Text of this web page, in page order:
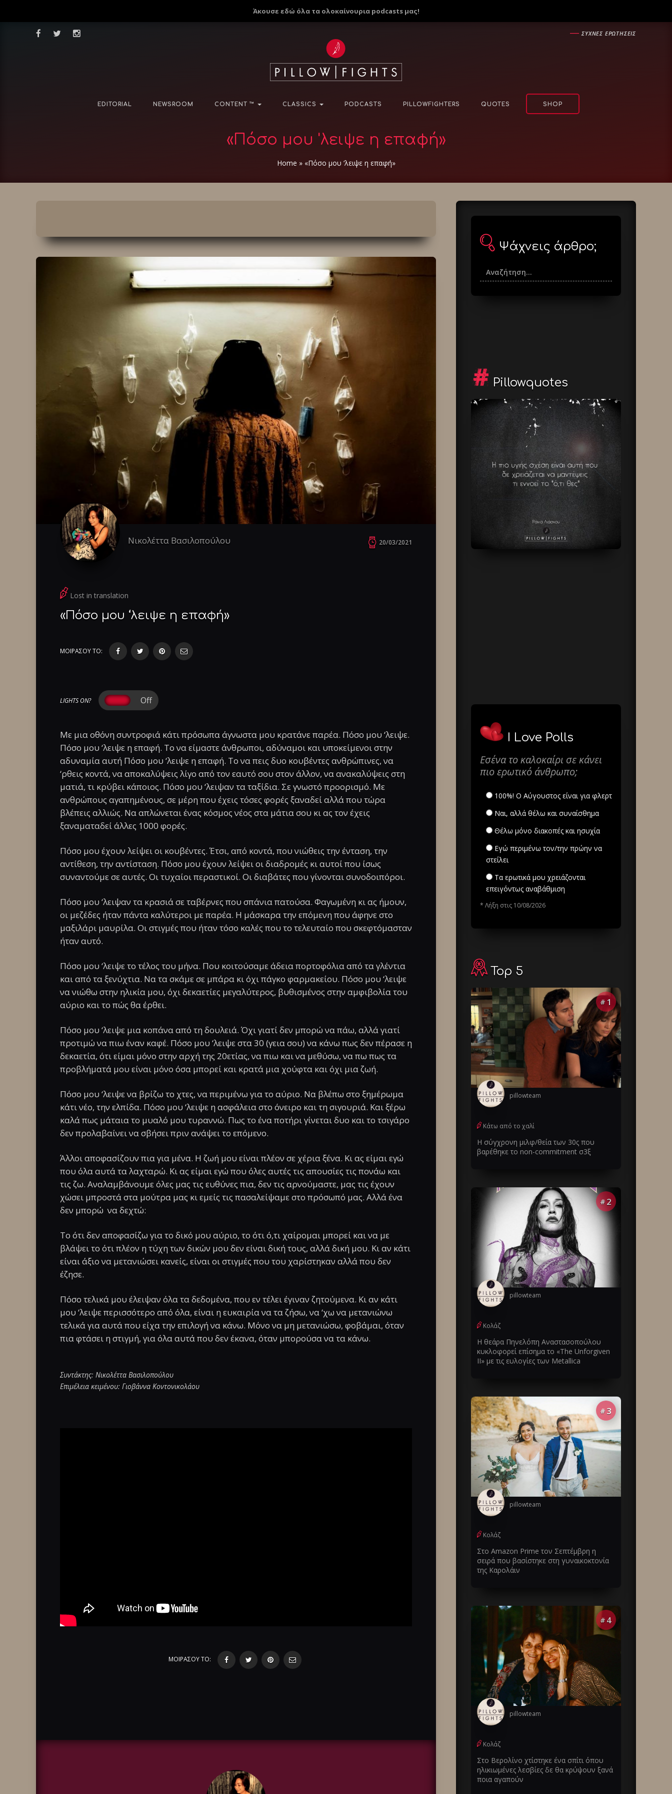
Άκουσε εδώ όλα τα ολοκαίνουρια podcasts μας!
―ΣΥΧΝΕΣ ΕΡΩΤΗΣΕΙΣ
EDITORIAL NEWSROOM CONTENT ™ CLASSICS PODCASTS PILLOWFIGHTERS QUOTES SHOP
«Πόσο μου 'λειψε η επαφή»
Home » «Πόσο μου ‘λειψε η επαφή»
Νικολέττα Βασιλοπούλου 20/03/2021
Lost in translation
«Πόσο μου ‘λειψε η επαφή»
ΜΟΙΡΑΣΟΥ ΤΟ:
LIGHTS ON?
Με μια οθόνη συντροφιά κάτι πρόσωπα άγνωστα μου κρατάνε παρέα. Πόσο μου ‘λειψε.
Πόσο μου ‘λειψε η επαφή. Το να είμαστε άνθρωποι, αδύναμοι και υποκείμενοι στην
αδυναμία αυτή Πόσο μου ‘λειψε η επαφή. Το να πεις δυο κουβέντες ανθρώπινες, να
‘ρθεις κοντά, να αποκαλύψεις λίγο από τον εαυτό σου στον άλλον, να ανακαλύψεις στη
ματιά, τι κρύβει κάποιος. Πόσο μου ‘λειψαν τα ταξίδια. Σε γνωστό προορισμό. Με
ανθρώπους αγαπημένους, σε μέρη που έχεις τόσες φορές ξαναδεί αλλά που τώρα
βλέπεις αλλιώς. Να απλώνεται ένας κόσμος νέος στα μάτια σου κι ας τον έχεις
ξαναματαδεί άλλες 1000 φορές.
Πόσο μου έχουν λείψει οι κουβέντες. Έτσι, από κοντά, που νιώθεις την ένταση, την
αντίθεση, την αντίσταση. Πόσο μου έχουν λείψει οι διαδρομές κι αυτοί που ίσως
συναντούμε σε αυτές. Οι τυχαίοι περαστικοί. Οι διαβάτες που γίνονται συνοδοιπόροι.
Πόσο μου ‘λειψαν τα κρασιά σε ταβέρνες που σπάνια πατούσα. Φαγωμένη κι ας ήμουν,
οι μεζέδες ήταν πάντα καλύτεροι με παρέα. Η μάσκαρα την επόμενη που άφηνε στο
μαξιλάρι μαυρίλα. Οι στιγμές που ήταν τόσο καλές που το τελευταίο που σκεφτόμασταν
ήταν αυτό.
Πόσο μου ‘λειψε το τέλος του μήνα. Που κοιτούσαμε άδεια πορτοφόλια από τα γλέντια
και από τα ξενύχτια. Να τα σκάμε σε μπάρα κι όχι πάγκο φαρμακείου. Πόσο μου ‘λειψε
να νιώθω στην ηλικία μου, όχι δεκαετίες μεγαλύτερος, βυθισμένος στην αμφιβολία του
αύριο και το πώς θα έρθει.
Πόσο μου ‘λειψε μια κοπάνα από τη δουλειά. Όχι γιατί δεν μπορώ να πάω, αλλά γιατί
προτιμώ να πιω έναν καφέ. Πόσο μου ‘λειψε στα 30 (γεια σου) να κάνω πως δεν πέρασε η
δεκαετία, ότι είμαι μόνο στην αρχή της 20ετίας, να πιω και να μεθύσω, να πω πως τα
προβλήματά μου είναι μόνο όσα μπορεί και κρατά μια χούφτα και όχι μια ζωή.
Πόσο μου ‘λειψε να βρίζω το χτες, να περιμένω για το αύριο. Να βλέπω στο ξημέρωμα
κάτι νέο, την ελπίδα. Πόσο μου ‘λειψε η ασφάλεια στο όνειρο και τη σιγουριά. Και ξέρω
καλά πως μάταια το μυαλό μου τυραννώ. Πως το ένα ποτήρι γίνεται δυο και το τσιγάρο
δεν προλαβαίνει να σβήσει πριν ανάψει το επόμενο.
Άλλοι αποφασίζουν πια για μένα. Η ζωή μου είναι πλέον σε χέρια ξένα. Κι ας είμαι εγώ
που όλα αυτά τα λαχταρώ. Κι ας είμαι εγώ που όλες αυτές τις απουσίες τις πονάω και
τις ζω. Αναλαμβάνουμε όλες μας τις ευθύνες πια, δεν τις αρνούμαστε, μας τις έχουν
χώσει μπροστά στα μούτρα μας κι εμείς τις πασαλείψαμε στο πρόσωπό μας. Αλλά ένα
δεν μπορώ να δεχτώ:
Το ότι δεν αποφασίζω για το δικό μου αύριο, το ότι ό,τι χαίρομαι μπορεί και να με
βλάψει το ότι πλέον η τύχη των δικών μου δεν είναι δική τους, αλλά δική μου. Κι αν κάτι
είναι άξιο να μετανιώσει κανείς, είναι οι στιγμές που του χαρίστηκαν αλλά που δεν
έζησε.
Πόσο τελικά μου έλειψαν όλα τα δεδομένα, που εν τέλει έγιναν ζητούμενα. Κι αν κάτι
μου ‘λειψε περισσότερο από όλα, είναι η ευκαιρία να τα ζήσω, να ‘χω να μετανιώνω
τελικά για αυτά που είχα την επιλογή να κάνω. Μόνο να μη μετανιώσω, φοβάμαι, όταν
πια φτάσει η στιγμή, για όλα αυτά που δεν έκανα, όταν μπορούσα να τα κάνω.
Συντάκτης: Νικολέττα Βασιλοπούλου
Επιμέλεια κειμένου: Γιοβάννα Κοντονικολάου
ΜΟΙΡΑΣΟΥ ΤΟ:
Ψάχνεις άρθρο;
Pillowquotes
I Love Polls
Εσένα το καλοκαίρι σε κάνει
πιο ερωτικό άνθρωπο;
100%! Ο Αύγουστος είναι για φλερτ
Ναι, αλλά θέλω και συναίσθημα
Θέλω μόνο διακοπές και ησυχία
Εγώ περιμένω τον/την πρώην να
στείλει
Τα ερωτικά μου χρειάζονται
επειγόντως αναβάθμιση
* Λήξη στις 10/08/2026
Top 5
# 1
pillowteam
Κάτω από το χαλί
Η σύγχρονη μιλφ/θεία των 30ς που
βαρέθηκε το non-commitment σ3ξ
# 2
pillowteam
Κολάζ
Η θεάρα Πηνελόπη Αναστασοπούλου
κυκλοφορεί επίσημα το «The Unforgiven
II» με τις ευλογίες των Metallica
# 3
pillowteam
Κολάζ
Στο Amazon Prime τον Σεπτέμβρη η
σειρά που βασίστηκε στη γυναικοκτονία
της Καρολάιν
# 4
pillowteam
Κολάζ
Στο Βερολίνο χτίστηκε ένα σπίτι όπου
ηλικιωμένες λεσβίες δε θα κρύψουν ξανά
ποια αγαπούν